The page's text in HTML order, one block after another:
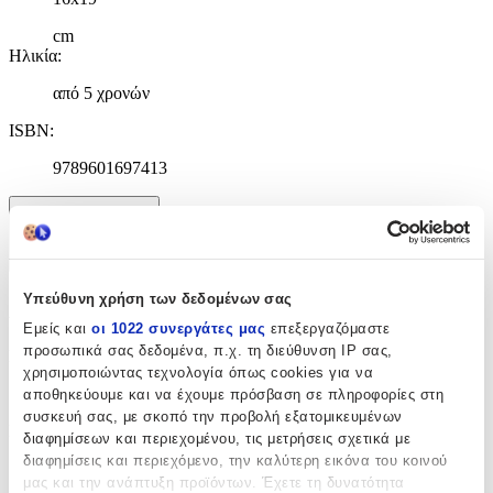
Υπεύθυνη χρήση των δεδομένων σας
Εμείς και οι 1022 συνεργάτες μας επεξεργαζόμαστε
προσωπικά σας δεδομένα, π.χ. τη διεύθυνση IP σας,
χρησιμοποιώντας τεχνολογία όπως cookies για να
αποθηκεύουμε και να έχουμε πρόσβαση σε πληροφορίες στη
συσκευή σας, με σκοπό την προβολή εξατομικευμένων
διαφημίσεων και περιεχομένου, τις μετρήσεις σχετικά με
διαφημίσεις και περιεχόμενο, την καλύτερη εικόνα του κοινού
μας και την ανάπτυξη προϊόντων. Έχετε τη δυνατότητα
cm
Ηλικία:
από 5 χρονών
ISBN:
9789601697413
Χαρακτηριστικά
+
Χαρακτηριστικά
Εκδότης:
Πατάκης
Ημερομηνία Έκδοσης
2/2022